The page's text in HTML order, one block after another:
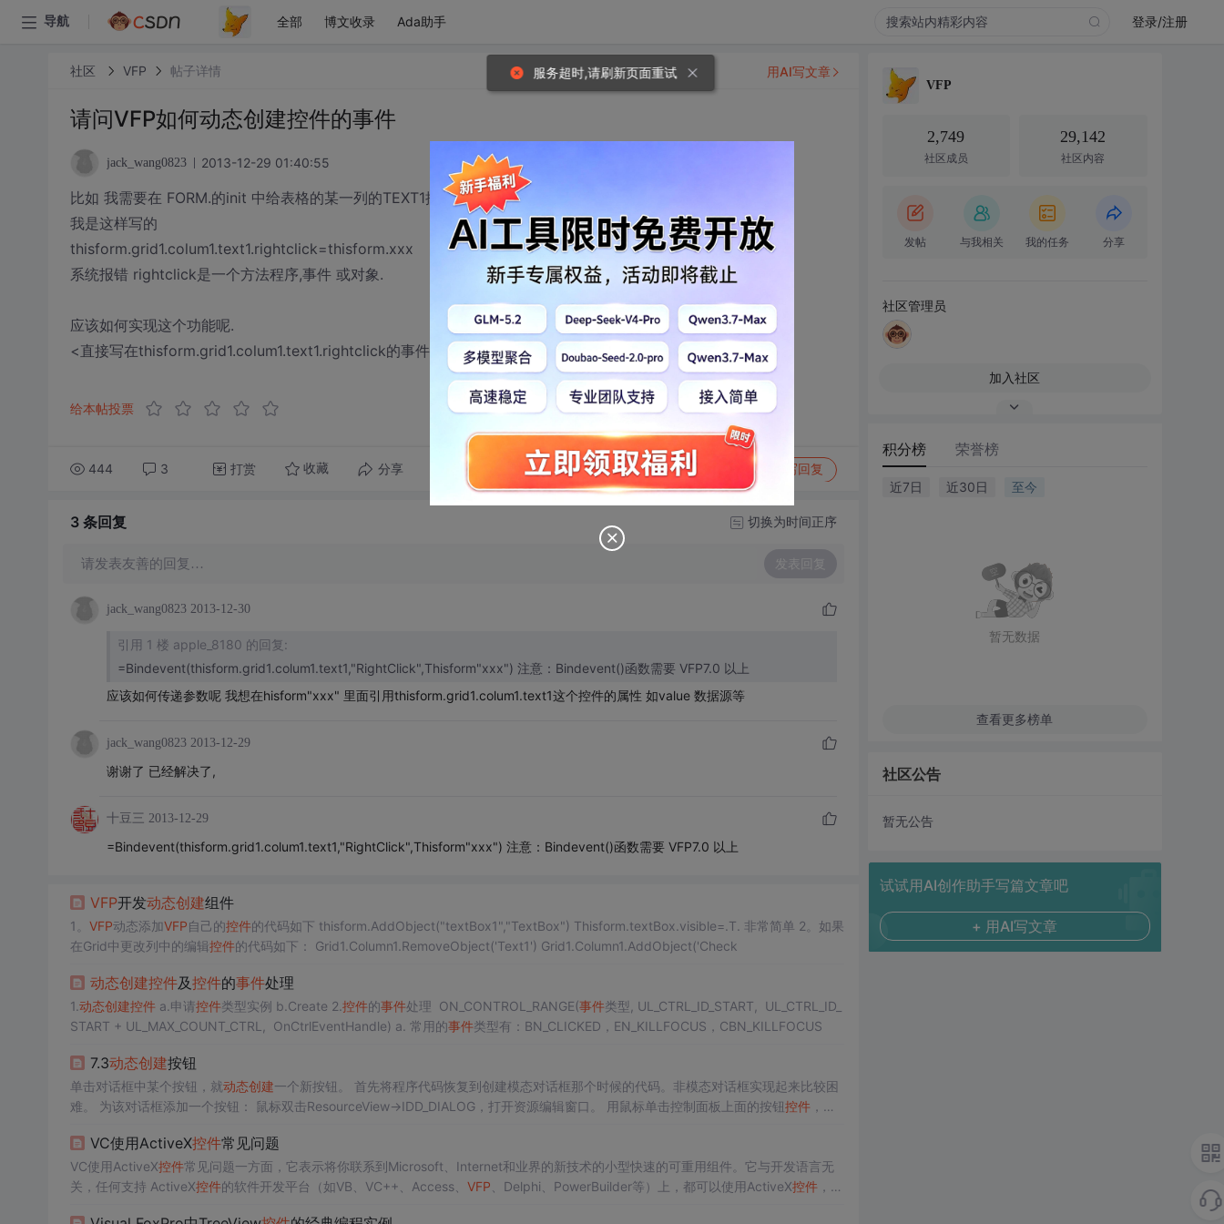
导航 全部 博文收录 Ada助手 登录/注册
社区 VFP 帖子详情
请问VFP如何动态创建控件的事件
jack_wang0823 2013-12-29 01:40:55
比如 我需要在 FORM.的init 中给表格的某一列的TEXT1控件 加上右键事件, 在点击右键是运行一个方法
我是这样写的
thisform.grid1.colum1.text1.rightclick=thisform.xxx
系统报错 rightclick是一个方法程序,事件 或对象.
应该如何实现这个功能呢.
<直接写在thisform.grid1.colum1.text1.rightclick的事件中是没有问题的, 但这个表格是动态的列数不固定>
给本帖投票
444 3 打赏 收藏 分享 转发到动态 举报 写回复
用AI写文章
3 条回复 切换为时间正序
请发表友善的回复… 发表回复
jack_wang0823 2013-12-30
引用 1 楼 apple_8180 的回复:
=Bindevent(thisform.grid1.colum1.text1,"RightClick",Thisform"xxx") 注意：Bindevent()函数需要 VFP7.0 以上
应该如何传递参数呢 我想在hisform"xxx" 里面引用thisform.grid1.colum1.text1这个控件的属性 如value 数据源等
jack_wang0823 2013-12-29
谢谢了 已经解决了,
十豆三 2013-12-29
=Bindevent(thisform.grid1.colum1.text1,"RightClick",Thisform"xxx") 注意：Bindevent()函数需要 VFP7.0 以上
VFP开发动态创建组件
1。 VFP动态添加VFP自己的控件的代码如下 thisform.AddObject("textBox1","TextBox") Thisform.textBox.visible=.T. 非常简单 2。如果
在Grid中更改列中的编辑控件 的代码如下： Grid1.Column1.RemoveObject('Text1') Grid1.Column1.AddObject('Check
动态创建控件及控件的事件处理
1. 动态创建控件a.申请控件 类型实例 b.Create 2. 控件的事件处理 ON_CONTROL_RANGE(事件类型, UL_CTRL_ID_START, UL_CTRL_ID_
START + UL_MAX_COUNT_CTRL, OnCtrlEventHandle) a. 常用的事件类型有：BN_CLICKED，EN_KILLFOCUS，CBN_KILLFOCUS
7.3动态创建按钮
单击对话框中某个按钮，就动态创建一个新按钮。 首先将程序代码恢复到创建模态对话框那个时候的代码。非模态对话框实现起来比较困
难。 为该对话框添加一个按钮： 鼠标双击ResourceView->IDD_DIALOG，打开资源编辑窗口。 用鼠标单击控制面板上面的按钮控件，在
VC使用ActiveX控件常见问题
VC使用ActiveX控件常见问题一方面，它表示将你联系到Microsoft、Internet和业界的新技术的小型快速的可重用组件。它与开发语言无
关，任何支持 ActiveX控件的软件开发平台（如VB、VC++、Access、 VFP 、Delphi、PowerBuilder等）上，都可以使用ActiveX控件，程
VFP
2,749
社区成员
29,142
社区内容
发帖 与我相关 我的任务 分享
社区管理员
加入社区
积分榜 荣誉榜
近7日 近30日 至今
暂无数据
查看更多榜单
社区公告
暂无公告
试试用AI创作助手写篇文章吧
+ 用AI写文章
服务超时,请刷新页面重试